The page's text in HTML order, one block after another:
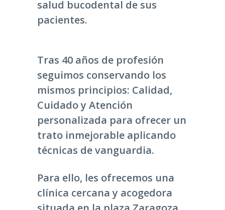
salud bucodental de sus
pacientes.
Tras 40 años de profesión
seguimos conservando los
mismos principios: Calidad,
Cuidado y Atención
personalizada para ofrecer un
trato inmejorable aplicando
técnicas de vanguardia.
Para ello, les ofrecemos una
clínica cercana y acogedora